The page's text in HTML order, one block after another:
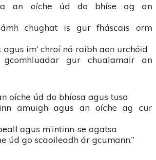
an oíche úd do bhíse ag an
chughat is gur fháscais orm
agus im’ chroí ná raibh aon urchóid
gur chualamair an
oíche úd do bhíosa agus tusa
amuigh agus an oíche ag cur
agus m’intinn-se agatsa
úd go scaoileadh ár gcumann.”